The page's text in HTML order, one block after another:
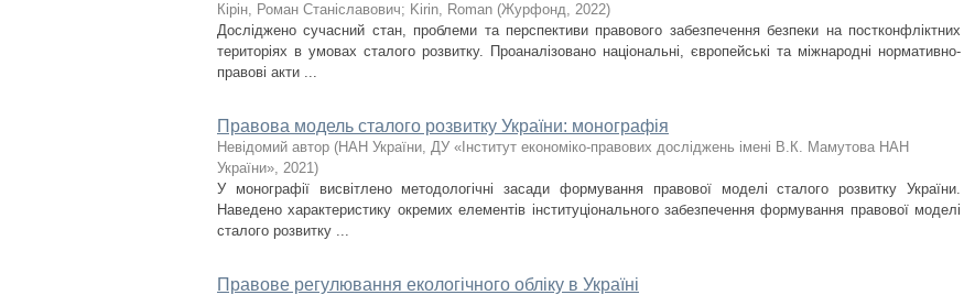
Кірін, Роман Станіславович; Kirin, Roman (Журфонд, 2022)
Досліджено сучасний стан, проблеми та перспективи правового забезпечення безпеки на постконфліктних
територіях в умовах сталого розвитку. Проаналізовано національні, європейські та міжнародні нормативно-
правові акти ...
Правова модель сталого розвитку України: монографія
Невідомий автор (НАН України, ДУ «Інститут економіко-правових досліджень імені В.К. Мамутова НАН
України», 2021)
У монографії висвітлено методологічні засади формування правової моделі сталого розвитку України.
Наведено характеристику окремих елементів інституціонального забезпечення формування правової моделі
сталого розвитку ...
Правове регулювання екологічного обліку в Україні